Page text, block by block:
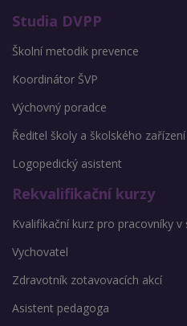
Studia DVPP
Školní metodik prevence
Koordinátor ŠVP
Výchovný poradce
Ředitel školy a školského zařízení
Logopedický asistent
Rekvalifikační kurzy
Kvalifikační kurz pro pracovníky v
Vychovatel
Zdravotník zotavovacích akcí
Asistent pedagoga